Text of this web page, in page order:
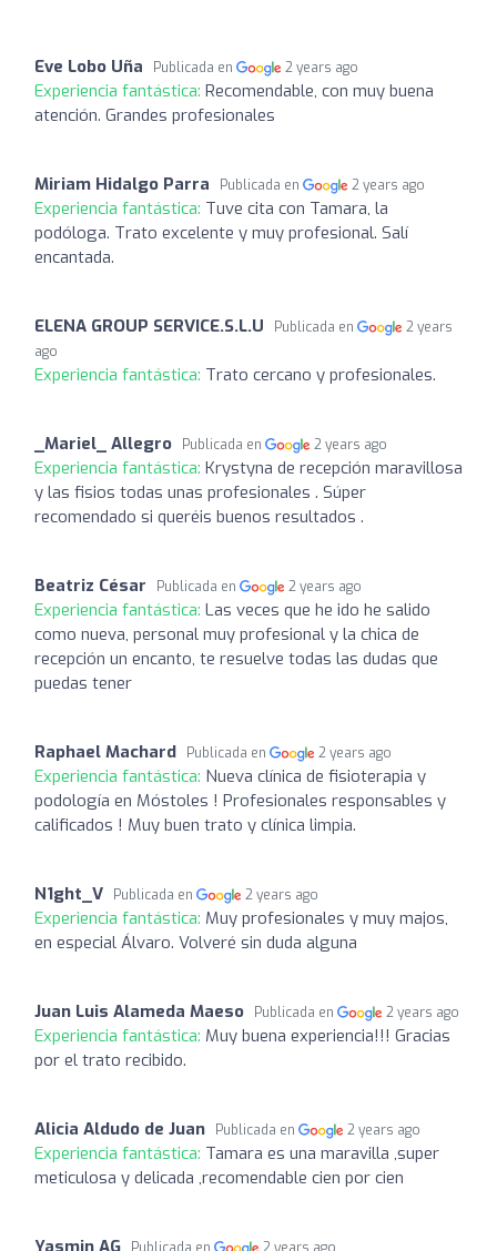
Eve Lobo Uña Publicada en 2 years ago
Experiencia fantástica: Recomendable, con muy buena
atención. Grandes profesionales
Miriam Hidalgo Parra Publicada en 2 years ago
Experiencia fantástica: Tuve cita con Tamara, la
podóloga. Trato excelente y muy profesional. Salí
encantada.
ELENA GROUP SERVICE.S.L.U Publicada en
2 years
ago
Experiencia fantástica: Trato cercano y profesionales.
_Mariel_ Allegro Publicada en 2 years ago
Experiencia fantástica: Krystyna de recepción maravillosa
y las fisios todas unas profesionales . Súper
recomendado si queréis buenos resultados .
Beatriz César Publicada en 2 years ago
Experiencia fantástica: Las veces que he ido he salido
como nueva, personal muy profesional y la chica de
recepción un encanto, te resuelve todas las dudas que
puedas tener
Raphael Machard Publicada en 2 years ago
Experiencia fantástica: Nueva clínica de fisioterapia y
podología en Móstoles ! Profesionales responsables y
calificados ! Muy buen trato y clínica limpia.
N1ght_V Publicada en 2 years ago
Experiencia fantástica: Muy profesionales y muy majos,
en especial Álvaro. Volveré sin duda alguna
Juan Luis Alameda Maeso Publicada en 2 years ago
Experiencia fantástica: Muy buena experiencia!!! Gracias
por el trato recibido.
Alicia Aldudo de Juan Publicada en 2 years ago
Experiencia fantástica: Tamara es una maravilla ,super
meticulosa y delicada ,recomendable cien por cien
Yasmin AG Publicada en 2 years ago